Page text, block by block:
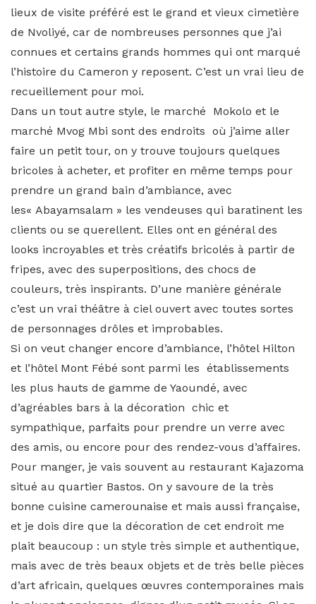
lieux de visite préféré est le grand et vieux cimetière
de Nvoliyé, car de nombreuses personnes que j’ai
connues et certains grands hommes qui ont marqué
l’histoire du Cameron y reposent. C’est un vrai lieu de
recueillement pour moi.
Dans un tout autre style, le marché Mokolo et le
marché Mvog Mbi sont des endroits où j’aime aller
faire un petit tour, on y trouve toujours quelques
bricoles à acheter, et profiter en même temps pour
prendre un grand bain d’ambiance, avec
les« Abayamsalam » les vendeuses qui baratinent les
clients ou se querellent. Elles ont en général des
looks incroyables et très créatifs bricolés à partir de
fripes, avec des superpositions, des chocs de
couleurs, très inspirants. D’une manière générale
c’est un vrai théâtre à ciel ouvert avec toutes sortes
de personnages drôles et improbables.
Si on veut changer encore d’ambiance, l’hôtel Hilton
et l’hôtel Mont Fébé sont parmi les établissements
les plus hauts de gamme de Yaoundé, avec
d’agréables bars à la décoration chic et
sympathique, parfaits pour prendre un verre avec
des amis, ou encore pour des rendez-vous d’affaires.
Pour manger, je vais souvent au restaurant Kajazoma
situé au quartier Bastos. On y savoure de la très
bonne cuisine camerounaise et mais aussi française,
et je dois dire que la décoration de cet endroit me
plait beaucoup : un style très simple et authentique,
mais avec de très beaux objets et de très belle pièces
d’art africain, quelques œuvres contemporaines mais